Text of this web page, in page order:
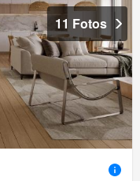
11 Fotos